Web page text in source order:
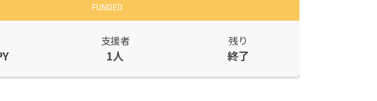
FUNDED
支援者
1人
残り
終了